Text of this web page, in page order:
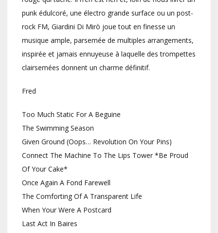
punk édulcoré, une électro grande surface ou un post-
rock FM, Giardini Di Mirò joue tout en finesse un
musique ample, parsemée de multiples arrangements,
inspirée et jamais ennuyeuse à laquelle des trompettes
clairsemées donnent un charme définitif.
Fred
Too Much Static For A Beguine
The Swimming Season
Given Ground (Oops… Revolution On Your Pins)
Connect The Machine To The Lips Tower *Be Proud
Of Your Cake*
Once Again A Fond Farewell
The Comforting Of A Transparent Life
When Your Were A Postcard
Last Act In Baires